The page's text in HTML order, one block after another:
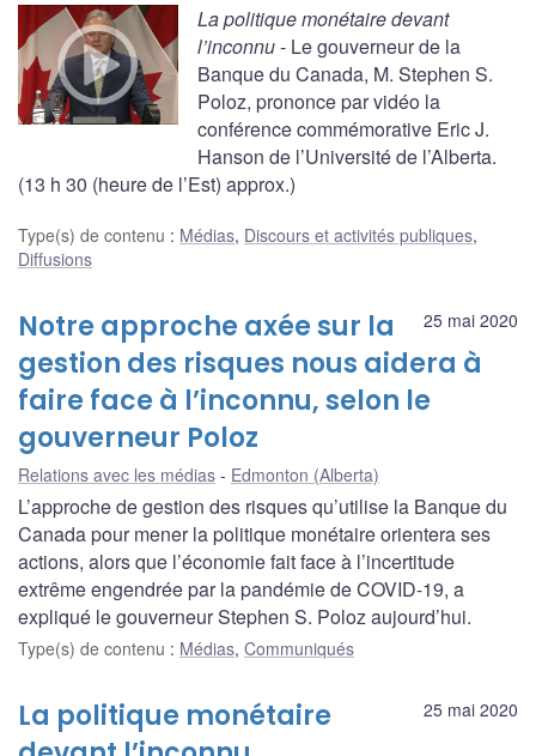
La politique monétaire devant
l’inconnu- Le gouverneur de la
Banque du Canada, M. Stephen S.
Poloz, prononce par vidéo la
conférence commémorative Eric J.
Hanson de l’Université de l’Alberta.
(13 h 30 (heure de l’Est) approx.)
Type(s) de contenu : Médias, Discours et activités publiques,
Diffusions
25 mai 2020
Notre approche axée sur la
gestion des risques nous aidera à
faire face à l’inconnu, selon le
gouverneur Poloz
Relations avec les médias Edmonton (Alberta)
L’approche de gestion des risques qu’utilise la Banque du
Canada pour mener la politique monétaire orientera ses
actions, alors que l’économie fait face à l’incertitude
extrême engendrée par la pandémie de COVID-19, a
expliqué le gouverneur Stephen S. Poloz aujourd’hui.
Type(s) de contenu : Médias, Communiqués
25 mai 2020
La politique monétaire